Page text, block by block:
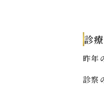
診
昨年
診察